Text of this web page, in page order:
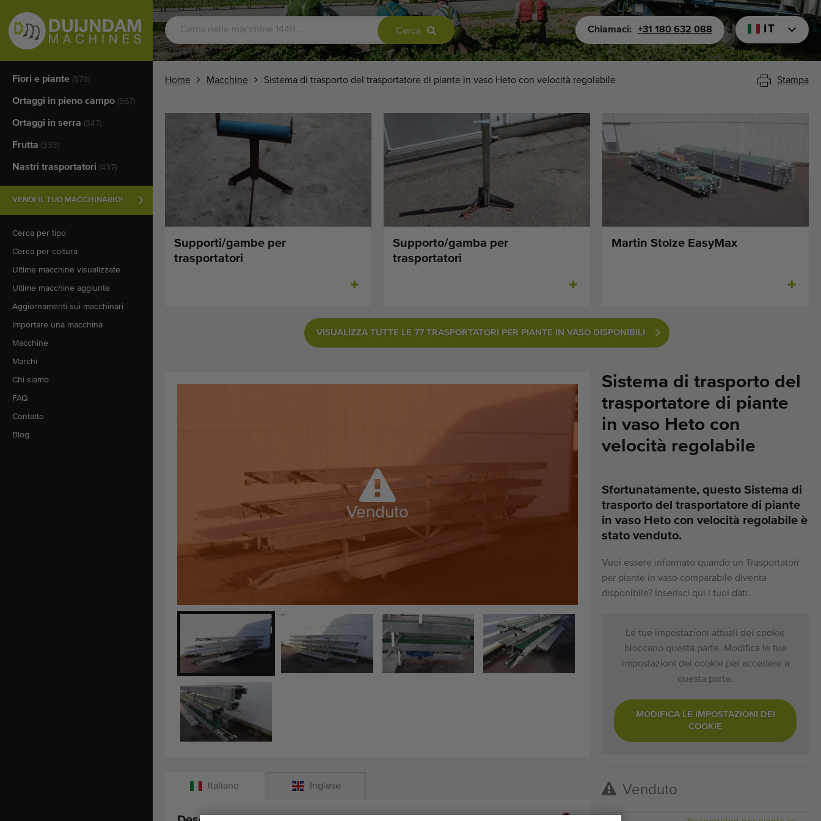
Fiori e piante (576)
Ortaggi in pieno campo (567)
Ortaggi in serra (347)
Frutta (333)
Nastri trasportatori (437)
VENDI IL TUO MACCHINARIO!
Cerca per tipo
Cerca per coltura
Ultime macchine visualizzate
Ultime macchine aggiunte
Aggiornamenti sui macchinari
Importare una macchina
Macchine
Marchi
Chi siamo
FAQ
Contatto
Blog
Cerca IT
Chiamaci: +31 180 632 088
Home Macchine Sistema di trasporto del trasportatore di piante in vaso Heto con velocità regolabile Stampa
Supporti/gambe per
trasportatori
Supporto/gamba per
trasportatori
Martin Stolze EasyMax
VISUALIZZA TUTTE LE 77 TRASPORTATORI PER PIANTE IN VASO DISPONIBILI
Venduto
Italiano Inglese
Sistema di trasporto del
trasportatore di piante
in vaso Heto con
velocità regolabile
Sfortunatamente, questo Sistema di
trasporto del trasportatore di piante
in vaso Heto con velocità regolabile è
stato venduto.
Vuoi essere informato quando un Trasportatori
per piante in vaso comparabile diventa
disponibile? Inserisci qui i tuoi dati.
Le tue impostazioni attuali dei cookie
bloccano questa parte. Modifica le tue
impostazioni dei cookie per accedere a
questa parte.
MODIFICA LE IMPOSTAZIONI DEI
COOKIE
Venduto